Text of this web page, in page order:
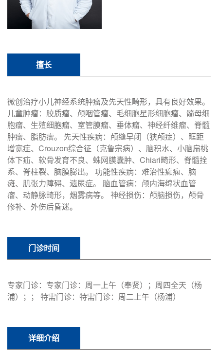
擅长
微创治疗小儿神经系统肿瘤及先天性畸形，具有良好效果。
儿童肿瘤：胶质瘤、颅咽管瘤、毛细胞星形细胞瘤、髓母细
胞瘤、生殖细胞瘤、室管膜瘤、垂体瘤、神经纤维瘤、脊髓
肿瘤、脂肪瘤。 先天性疾病：颅缝早闭（狭颅症）、眶距
增宽症、Crouzon综合征（克鲁宗病）、脑积水、小脑扁桃
体下疝、软骨发育不良、蛛网膜囊肿、Chiari畸形、脊髓拴
系、脊柱裂、脑膜膨出。 功能性疾病：难治性癫痫、脑
瘫、肌张力障碍、遗尿症。 脑血管病：颅内海绵状血管
瘤、动静脉畸形，烟雾病等。 神经损伤：颅脑损伤，颅骨
修补、外伤后昏迷。
门诊时间
专家门诊：专家门诊：周一上午（奉贤）；周四全天（杨
浦）；； 特需门诊：特需门诊：周二上午（杨浦）
详细介绍